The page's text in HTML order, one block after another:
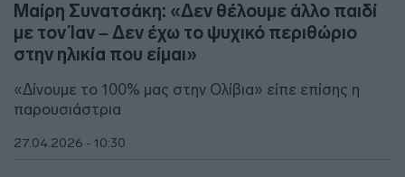
Μαίρη Συνατσάκη: «Δεν θέλουμε άλλο παιδί
με τον Ίαν – Δεν έχω το ψυχικό περιθώριο
στην ηλικία που είμαι»
«Δίνουμε το 100% μας στην Ολίβια» είπε επίσης η
παρουσιάστρια
27.04.2026 - 10:30